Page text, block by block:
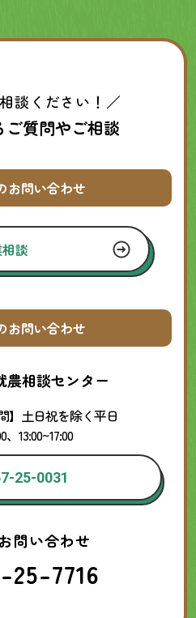
談ください！／
質問やご相談
お問い合わせ
談
お問い合わせ
農相談センター
】土日祝を除く平日
、13:00~17:00
25-0031
問い合わせ
25-7716